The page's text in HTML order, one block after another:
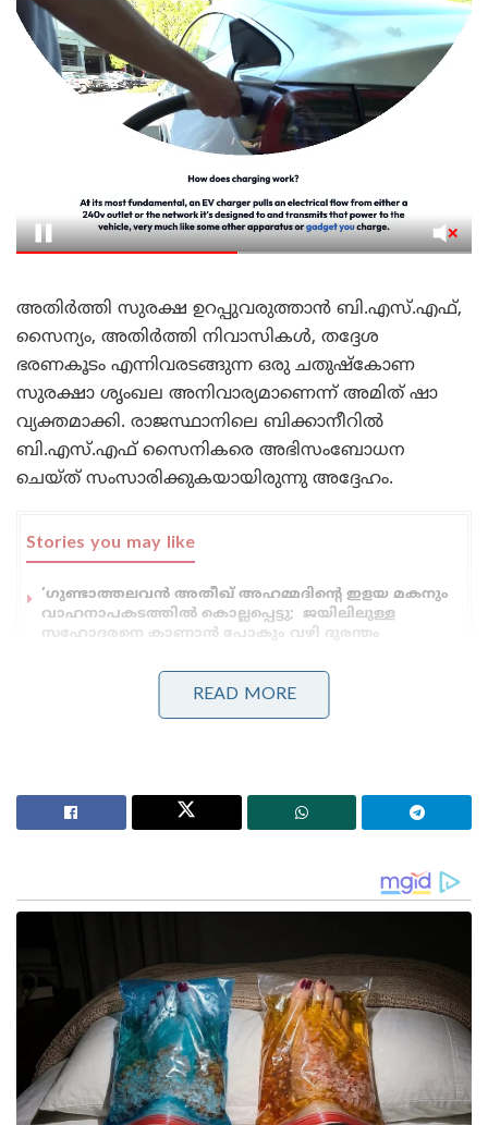
അതിർത്തി സുരക്ഷ ഉറപ്പുവരുത്താൻ ബി.എസ്.എഫ്,
സൈന്യം, അതിർത്തി നിവാസികൾ, തദ്ദേശ
ഭരണകൂടം എന്നിവരടങ്ങുന്ന ഒരു ചതുഷ്കോണ
സുരക്ഷാ ശൃംഖല അനിവാര്യമാണെന്ന് അമിത് ഷാ
വ്യക്തമാക്കി. രാജസ്ഥാനിലെ ബിക്കാനീറിൽ
ബി.എസ്.എഫ് സൈനികരെ അഭിസംബോധന
ചെയ്ത് സംസാരിക്കുകയായിരുന്നു അദ്ദേഹം.
Stories you may like
‘ഗുണ്ടാത്തലവൻ അതീഖ് അഹമ്മദിന്റെ ഇളയ മകനും
വാഹനാപകടത്തിൽ കൊല്ലപ്പെട്ടു; ജയിലിലുള്ള
സഹോദരനെ കാണാൻ പോകും വഴി ദുരന്തം
ബുക്ക് മൈ ഷോയ്ക്കും ഇൻഡിഗോയ്ക്കും വൻ പിഴ!
അസാധ്യമാണ്. അതിർത്തിക്ക് പുറത്തുനിന്നുള്ള
അതിർത്തി ഗ്രാമങ്ങളെ വികസിപ്പിക്കാനുള്ള കേന്ദ്ര
കേന്ദ്ര-സംസ്ഥാന സർക്കാരുകളുടെ ക്ഷേമപദ്ധതികൾ
അതിർത്തി ഗ്രാമങ്ങളിൽ 100 ശതമാനം എത്തിക്കാൻ
ബി.എസ്.എഫ് മുൻകൈ എടുക്കണം.
അതിർത്തി പ്രദേശങ്ങളിലെ സ്‌കൂൾ
വിദ്യാർത്ഥികളുമായും യുവാക്കളുമായും
ബി.എസ്.എഫ് സൈനികർ നിരന്തരം
READ MORE